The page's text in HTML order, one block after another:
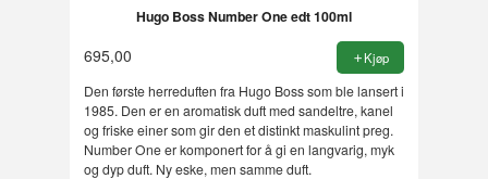
Hugo Boss Number One edt 100ml
695,00 Kjøp
Den første herreduften fra Hugo Boss som ble lansert i
1985. Den er en aromatisk duft med sandeltre, kanel
og friske einer som gir den et distinkt maskulint preg.
Number One er komponert for å gi en langvarig, myk
og dyp duft. Ny eske, men samme duft.